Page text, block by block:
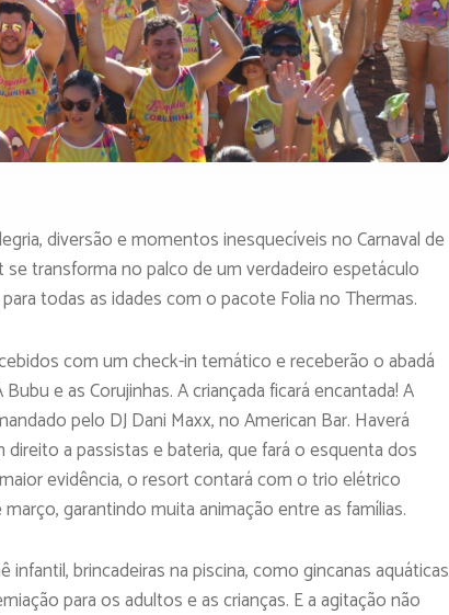
diversão e momentos inesquecíveis no Carnaval de
transforma no palco de um verdadeiro espetáculo
todas as idades com o pacote Folia no Thermas.
com um check-in temático e receberão o abadá
e as Corujinhas. A criançada ficará encantada! A
pelo DJ Dani Maxx, no American Bar. Haverá
a passistas e bateria, que fará o esquenta dos
evidência, o resort contará com o trio elétrico
garantindo muita animação entre as famílias.
brincadeiras na piscina, como gincanas aquáticas
para os adultos e as crianças. E a agitação não